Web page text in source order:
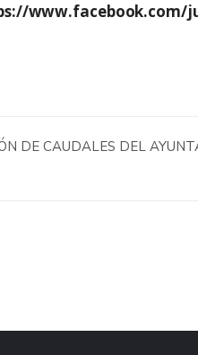
www.facebook.com/
DE CAUDALES DEL